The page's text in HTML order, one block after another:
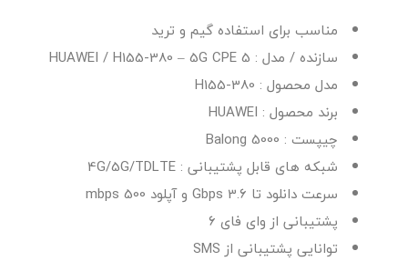
مناسب برای استفاده گیم و ترید
سازنده / مدل : HUAWEI / H155-380 – 5G CPE 5
مدل محصول : H155-380
برند محصول : HUAWEI
چیپست : Balong 5000
شبکه های قابل پشتیبانی : 4G/5G/TDLTE
سرعت دانلود تا 3.6 Gbps و آپلود 500 mbps
پشتیبانی از وای فای ۶
توانایی پشتیبانی از SMS